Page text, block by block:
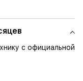
с официальной